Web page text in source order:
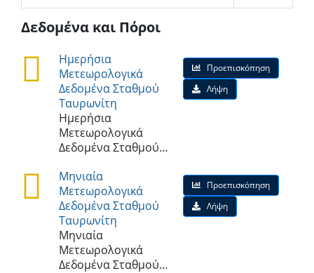
Δεδομένα και Πόροι
Ημερήσια
Μετεωρολογικά
Δεδομένα Σταθμού
Ταυρωνίτη
Ημερήσια
Μετεωρολογικά
Δεδομένα Σταθμού…
Προεπισκόπηση
Λήψη
Μηνιαία
Μετεωρολογικά
Δεδομένα Σταθμού
Ταυρωνίτη
Μηνιαία
Μετεωρολογικά
Δεδομένα Σταθμού…
Προεπισκόπηση
Λήψη